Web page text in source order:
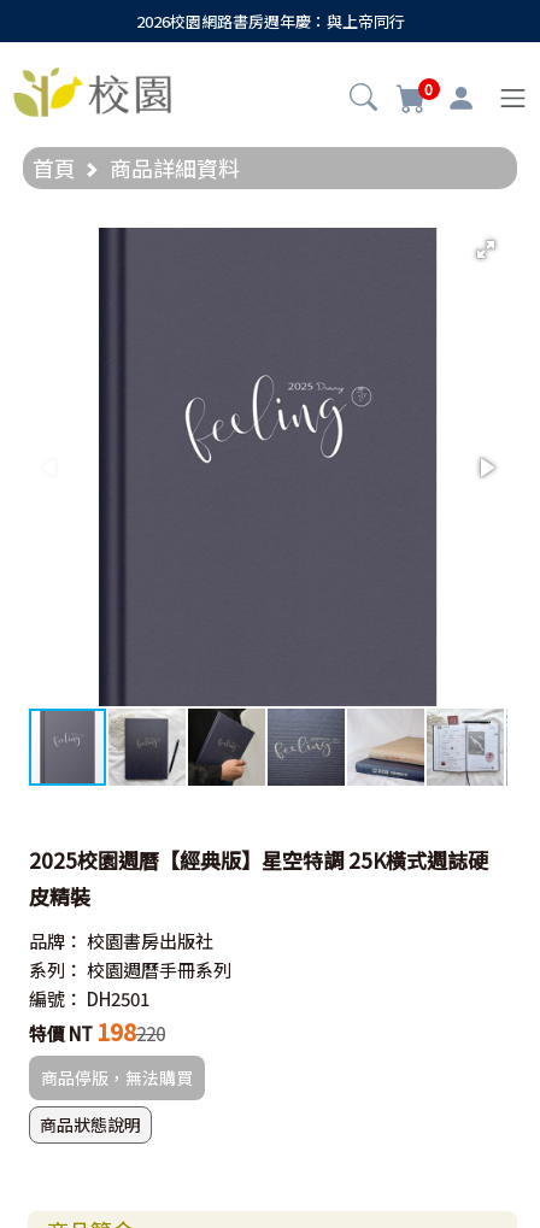
2026校園網路書房週年慶：與上帝同行
0
首頁 商品詳細資料
2025校園週曆【經典版】星空特調 25K橫式週誌硬
皮精裝
品牌： 校園書房出版社
系列： 校園週曆手冊系列
編號： DH2501
特價 NT 198220
商品停版，無法購買
商品狀態說明